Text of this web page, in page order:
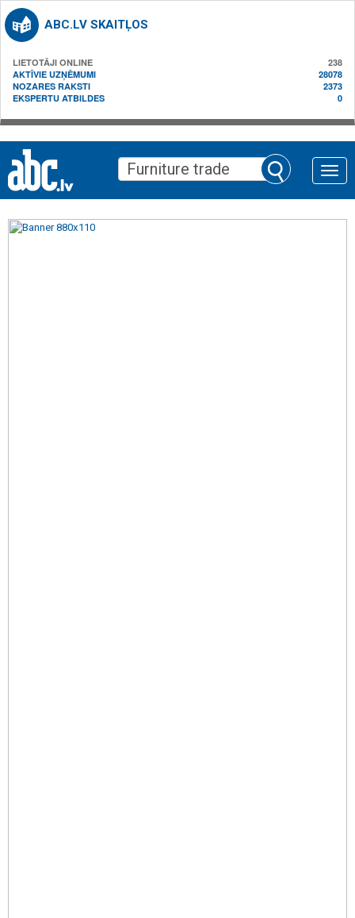
ABC.LV SKAITĻOS
LIETOTĀJI ONLINE
238
AKTĪVIE UZŅĒMUMI
28078
NOZARES RAKSTI
2373
EKSPERTU ATBILDES
0
Toggle